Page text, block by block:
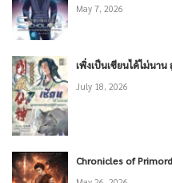
May 7, 2026
เพิ่งเป็นเซียนได้ไม่นา
July 18, 2026
Chronicles of